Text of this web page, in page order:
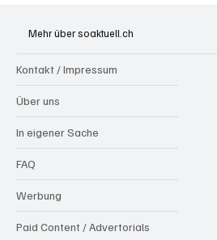
Mehr über soaktuell.ch
Kontakt / Impressum
Über uns
In eigener Sache
FAQ
Werbung
Paid Content / Advertorials